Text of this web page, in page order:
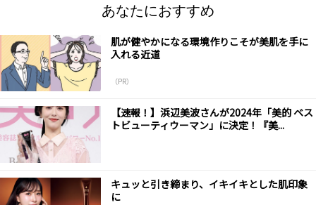
あなたにおすすめ
肌が健やかになる環境作りこそが美肌を手に
入れる近道
（PR）
【速報！】浜辺美波さんが2024年「美的 ベス
トビューティウーマン」に決定！『美...
キュッと引き締まり、イキイキとした肌印象
に